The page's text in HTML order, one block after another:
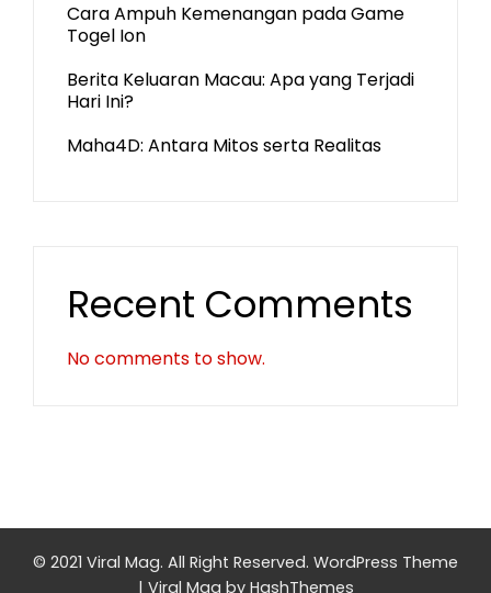
Cara Ampuh Kemenangan pada Game
Togel Ion
Berita Keluaran Macau: Apa yang Terjadi
Hari Ini?
Maha4D: Antara Mitos serta Realitas
Recent Comments
No comments to show.
© 2021 Viral Mag. All Right Reserved. WordPress Theme
| Viral Mag by HashThemes